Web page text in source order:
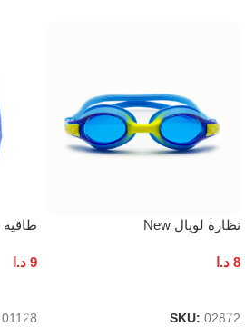
نظارة لويال New
8 د.ا
SKU: 02872
9 د.ا
01128